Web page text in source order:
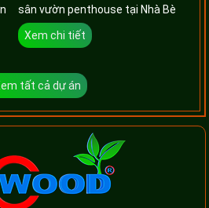
sân vườn penthouse tại Nhà Bè
Xem chi tiết
tất cả dự án